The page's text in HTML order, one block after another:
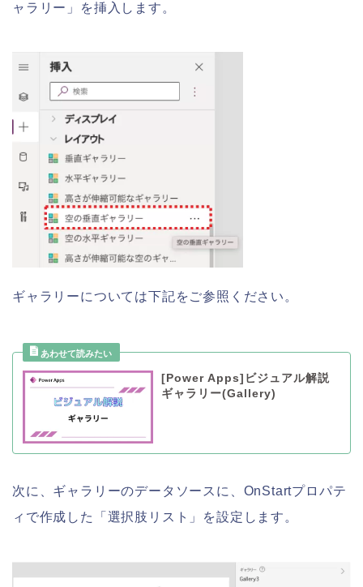
ャラリー」を挿入します。
ギャラリーについては下記をご参照ください。
[Power Apps]ビジュアル解説
ギャラリー(Gallery)
次に、ギャラリーのデータソースに、OnStartプロパテ
ィで作成した「選択肢リスト」を設定します。